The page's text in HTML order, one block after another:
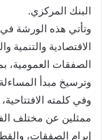
البنك المركزي.
وتأتي هذه الورشة
الاقتصادية
الصفقات العمومية،
وترسيخ مبدأ
وفي كلمته
ممثلين عن مختلف
إبرام الصفقات،